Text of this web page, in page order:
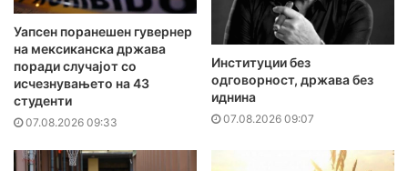
Уапсен поранешен гувернер
на мексиканска држава
поради случајот со
исчезнувањето на 43
студенти
07.08.2026 09:33
Институции без
одговорност, држава без
иднина
07.08.2026 09:07